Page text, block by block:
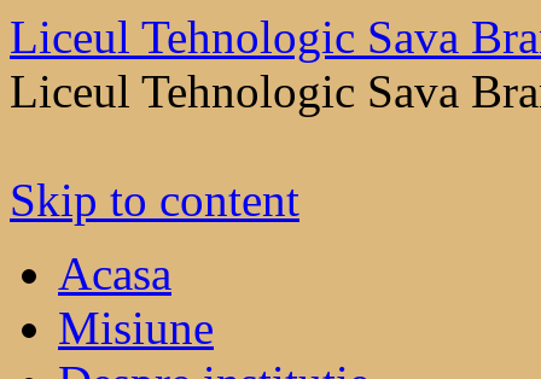
Liceul Tehnologic Sava
Liceul Tehnologic Sava
Skip to content
Acasa
Misiune